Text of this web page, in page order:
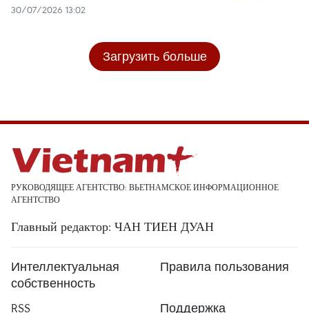
30/07/2026 13:02
Загрузить больше
РУКОВОДЯЩЕЕ АГЕНТСТВО: ВЬЕТНАМСКОЕ ИНФОРМАЦИОННОЕ
АГЕНТСТВО
Главный редактор: ЧАН ТИЕН ДУАН
Интеллектуальная
собственность
Правила пользования
RSS Поддержка